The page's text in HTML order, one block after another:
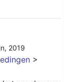
, 2019
>